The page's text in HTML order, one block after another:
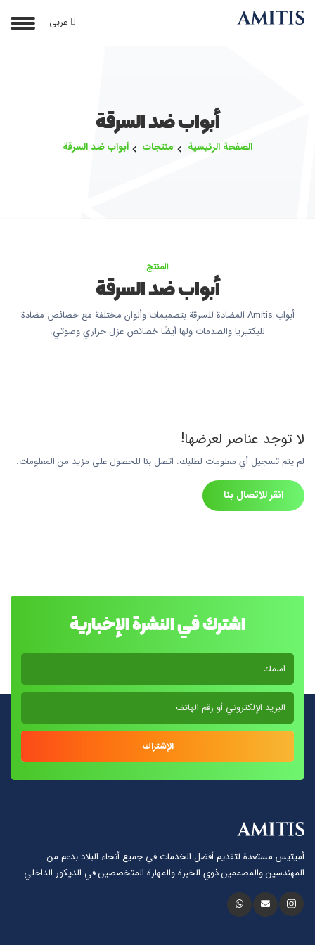
عربی
أبواب ضد السرقة
الصفحة الرئيسية منتجات أبواب ضد السرقة
المنتج
أبواب ضد السرقة
أبواب Amitis المضادة للسرقة بتصميمات وألوان مختلفة مع خصائص مضادة
للبكتيريا والصدمات ولها أيضًا خصائص عزل حراري وصوتي.
لا توجد عناصر لعرضها!
لم يتم تسجيل أي معلومات لطلبك. اتصل بنا للحصول على مزيد من المعلومات.
انقر للاتصال بنا
اشترك في النشرة الإخبارية
الإشتراك
أميتيس مستعدة لتقديم أفضل الخدمات في جميع أنحاء البلاد بدعم من
المهندسين والمصممين ذوي الخبرة والمهارة المتخصصين في الديكور الداخلي.